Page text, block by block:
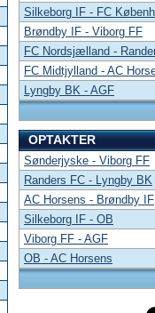
Silkeborg IF - FC
Brøndby IF - Viborg FF
FC Nordsjælland -
FC Midtjylland - AC
Lyngby BK - AGF
OPTAKTER
Sønderjyske - Viborg FF
Randers FC - Lyngby BK
AC Horsens - Brøndby IF
Silkeborg IF - OB
Viborg FF - AGF
OB - AC Horsens